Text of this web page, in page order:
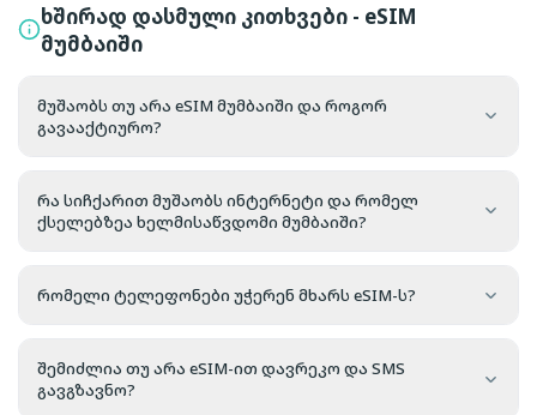
ხშირად დასმული კითხვები - eSIM
მუმბაიში
მუშაობს თუ არა eSIM მუმბაიში და როგორ
გავააქტიურო?
რა სიჩქარით მუშაობს ინტერნეტი და რომელ
ქსელებზეა ხელმისაწვდომი მუმბაიში?
რომელი ტელეფონები უჭერენ მხარს eSIM-ს?
შემიძლია თუ არა eSIM-ით დავრეკო და SMS
გავგზავნო?